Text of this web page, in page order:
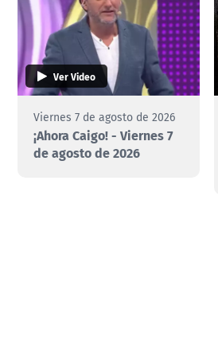
Ver Video
Viernes 7 de agosto de 2026
¡Ahora Caigo! - Viernes 7
de agosto de 2026